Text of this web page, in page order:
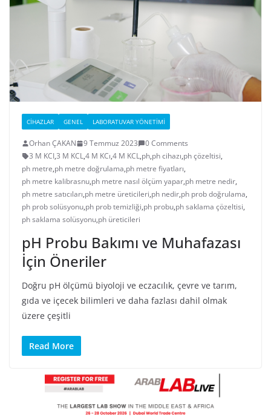
CIHAZLAR GENEL LABORATUVAR YÖNETIMI
Orhan ÇAKAN 9 Temmuz 2023
0 Comments
3 M KCI,3 M KCL,4 M KCı,4 M KCL,ph,ph cihazı,ph çözeltisi,
ph metre,ph metre doğrulama,ph metre fiyatları,
ph metre kalibrasnu,ph metre nasıl ölçüm yapar,ph metre nedir,
ph metre satıcıları,ph metre üreticileri,ph nedir,ph prob doğrulama,
ph prob solüsyonu,ph prob temizliği,ph probu,ph saklama çözeltisi,
ph saklama solüsyonu,ph üreticileri
pH Probu Bakımı ve Muhafazası
İçin Öneriler
Doğru pH ölçümü biyoloji ve eczacılık, çevre ve tarım,
gıda ve içecek bilimleri ve daha fazlası dahil olmak
üzere çeşitli
Read More